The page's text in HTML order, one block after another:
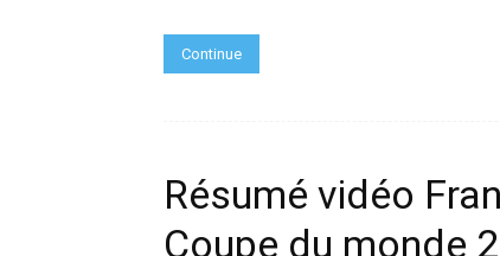
Continue
Résumé vidéo
Coupe du monde